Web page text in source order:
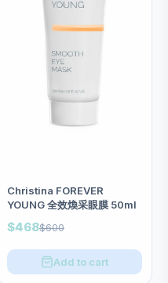
Christina FOREVER
YOUNG 全效煥采眼膜 50ml
$468$600
Add to cart